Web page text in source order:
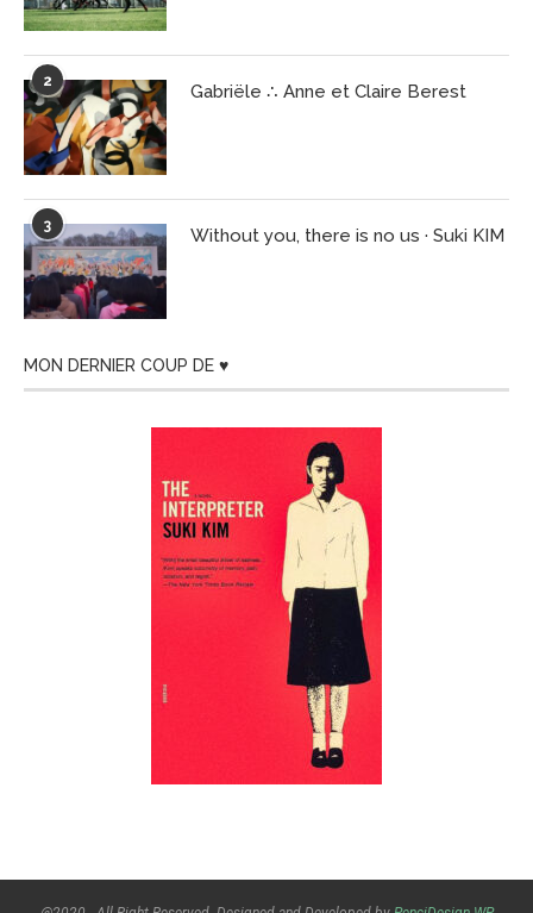
2 Gabriële ∴ Anne et Claire Berest
3 Without you, there is no us · Suki KIM
MON DERNIER COUP DE ♥